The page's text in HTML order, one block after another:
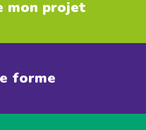
mon projet
forme